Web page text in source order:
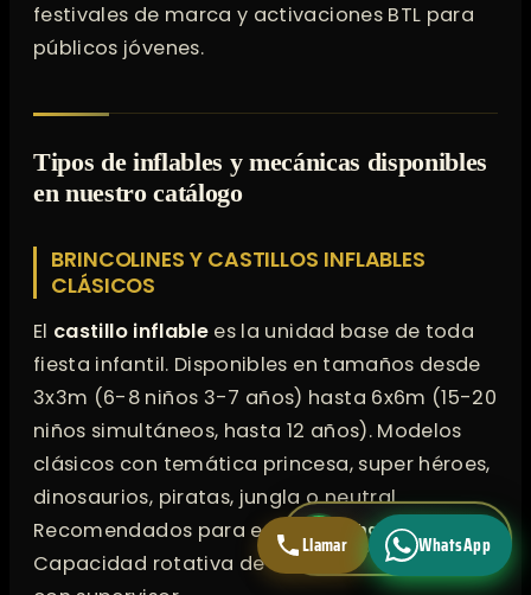
festivales de marca y activaciones BTL para
públicos jóvenes.
Tipos de inflables y mecánicas disponibles
en nuestro catálogo
BRINCOLINES Y CASTILLOS INFLABLES
CLÁSICOS
El castillo inflable es la unidad base de toda
fiesta infantil. Disponibles en tamaños desde
3x3m (6-8 niños 3-7 años) hasta 6x6m (15-20
niños simultáneos, hasta 12 años). Modelos
clásicos con temática princesa, super héroes,
dinosaurios, piratas, jungla o neutral.
Recomendados para edades 3-10 años.
Capacidad rotativa de 30-60 niños por hora
WhatsApp directo
Respuesta < 5 min
Llamar WhatsApp